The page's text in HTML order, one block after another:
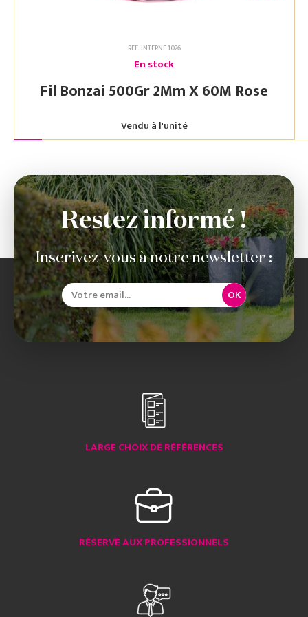
RÉF. INTERNE 1026
En stock
Fil Bonzai 500Gr 2Mm X 60M Rose
Vendu à l'unité
Restez informé !
Inscrivez-vous à notre newsletter :
OK
LARGE CHOIX DE RÉFÉRENCES
RÉSERVÉ AUX PROFESSIONNELS